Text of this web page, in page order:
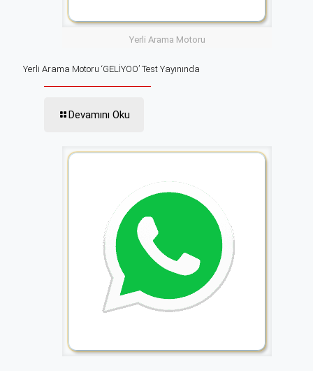
Yerli Arama Motoru
Yerli Arama Motoru ‘GELİYOO’ Test Yayınında
Devamını Oku